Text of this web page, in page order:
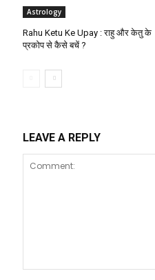
Astrology
Rahu Ketu Ke Upay : राहु और केतु के
प्रकोप से कैसे बचें ?
LEAVE A REPLY